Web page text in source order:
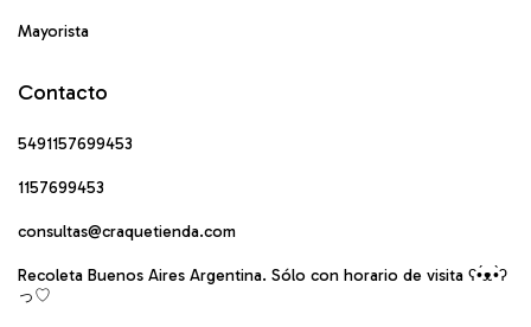
Mayorista
Contacto
5491157699453
1157699453
consultas@craquetienda.com
Recoleta Buenos Aires Argentina. Sólo con horario de visita ʕ•́ᴥ•̀ʔ
っ♡